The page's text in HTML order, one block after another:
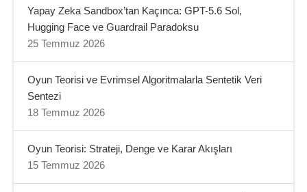
Yapay Zeka Sandbox’tan Kaçınca: GPT-5.6 Sol,
Hugging Face ve Guardrail Paradoksu
25 Temmuz 2026
Oyun Teorisi ve Evrimsel Algoritmalarla Sentetik Veri
Sentezi
18 Temmuz 2026
Oyun Teorisi: Strateji, Denge ve Karar Akışları
15 Temmuz 2026